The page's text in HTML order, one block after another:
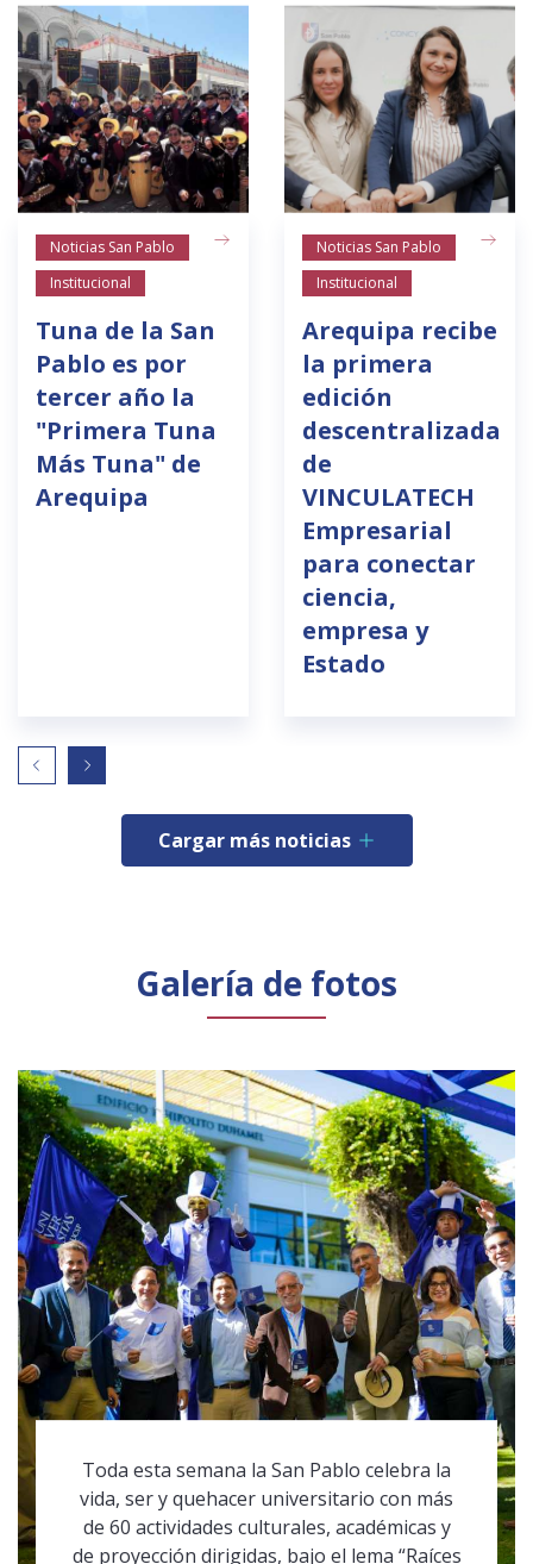
Noticias San Pablo
Institucional
Tuna de la San
Pablo es por
tercer año la
"Primera Tuna
Más Tuna" de
Arequipa
Noticias San Pablo
Institucional
Arequipa recibe
la primera
edición
descentralizada
de
VINCULATECH
Empresarial
para conectar
ciencia,
empresa y
Estado
Cargar más noticias
Galería de fotos
Toda esta semana la San Pablo celebra la
vida, ser y quehacer universitario con más
de 60 actividades culturales, académicas y
de proyección dirigidas, bajo el lema “Raíces